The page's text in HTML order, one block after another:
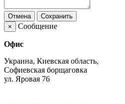
Отмена
Сохранить
×
Сообщение
Офис
Украина, Киевская область,
Софиевская борщаговка
ул. Яровая 76